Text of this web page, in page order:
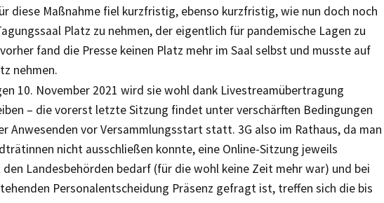
diese Maßnahme fiel kurzfristig, ebenso kurzfristig, wie nun doch noch
Platz zu nehmen, der eigentlich für pandemische Lagen zu
fand die Presse keinen Platz mehr im Saal selbst und musste auf
nehmen.
10. November 2021 wird sie wohl dank Livestreamübertragung
– die vorerst letzte Sitzung findet unter verschärften Bedingungen
Anwesenden vor Versammlungsstart statt. 3G also im Rathaus, da man
nicht ausschließen konnte, eine Online-Sitzung jeweils
Landesbehörden bedarf (für die wohl keine Zeit mehr war) und bei
Personalentscheidung Präsenz gefragt ist, treffen sich die bis